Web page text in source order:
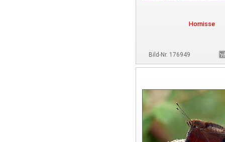
Hornisse
Bild-Nr. 176949